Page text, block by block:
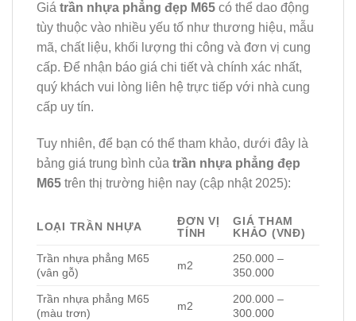
Giá trần nhựa phẳng đẹp M65 có thể dao động
tùy thuộc vào nhiều yếu tố như thương hiệu, mẫu
mã, chất liệu, khối lượng thi công và đơn vị cung
cấp. Để nhận báo giá chi tiết và chính xác nhất,
quý khách vui lòng liên hệ trực tiếp với nhà cung
cấp uy tín.
Tuy nhiên, để bạn có thể tham khảo, dưới đây là
bảng giá trung bình của trần nhựa phẳng đẹp
M65 trên thị trường hiện nay (cập nhật 2025):
LOẠI TRẦN NHỰA
ĐƠN VỊ
TÍNH
GIÁ THAM
KHẢO (VNĐ)
Trần nhựa phẳng M65
(vân gỗ)
m2
250.000 –
350.000
Trần nhựa phẳng M65
(màu trơn)
m2
200.000 –
300.000